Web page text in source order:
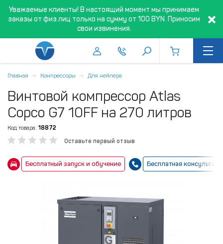
Уважаемые клиенты! В настоящий момент мы принимаем
заказы от физ.лиц только на сумму от 100 BYN. Приносим
свои извинения.
Главная Компрессоры Для нейлера
Винтовой компрессор Atlas
Copco G7 10FF на 270 литров
Код товара: 18872
Оставьте первый отзыв
Бесплатный запуск и обучение Бесплатная